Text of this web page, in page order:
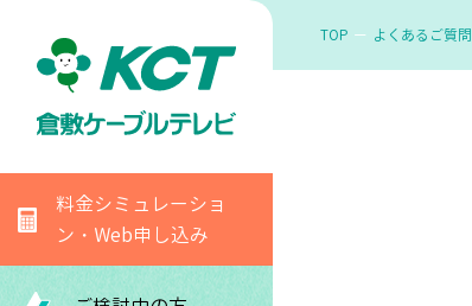
料金シミュレーショ
ン・Web申し込み
TOP よくあるご質問